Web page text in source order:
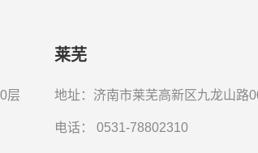
层
莱芜
地址：济南市莱芜高新区九龙山路
电话：0531-78802310